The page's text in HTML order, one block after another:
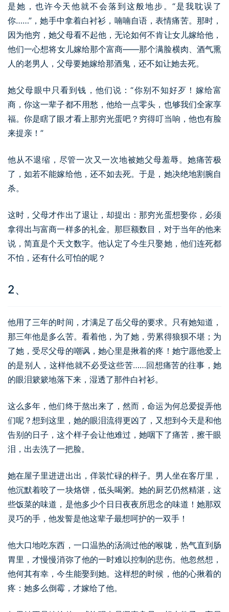
是她，也许今天他就不会落到这般地步。“是我耽误了
你……”，她手中拿着白衬衫，喃喃自语，表情痛苦。那时，
因为他穷，她父母看不起他，无论如何不肯让女儿嫁给他，
他们一心想将女儿嫁给那个富商——那个满脸横肉、酒气熏
人的老男人，父母要她嫁给那酒鬼，还不如让她去死。
她父母眼中只看到钱，他们说：“你别不知好歹！嫁给富
商，你这一辈子都不用愁，他给一点零头，也够我们全家享
福。你是瞎了眼才看上那穷光蛋吧？穷得叮当响，他也有脸
来提亲！”
他从不退缩，尽管一次又一次地被她父母羞辱。她痛苦极
了，如若不能嫁给他，还不如去死。于是，她决绝地割腕自
杀。
这时，父母才作出了退让，却提出：那穷光蛋想娶你，必须
拿得出与富商一样多的礼金。那巨额数目，对于当年的他来
说，简直是个天文数字。他认定了今生只娶她，他们连死都
不怕，还有什么可怕的呢？
2、
他用了三年的时间，才满足了岳父母的要求。只有她知道，
那三年他是多么苦。看着他，为了她，劳累得狼狈不堪；为
了她，受尽父母的嘲讽，她心里是揪着的疼！她宁愿他爱上
的是别人，这样他就不必受这些苦……回想痛苦的往事，她
的眼泪簌簌地落下来，湿透了那件白衬衫。
这么多年，他们终于熬出来了，然而，命运为何总爱捉弄他
们呢？想到这里，她的眼泪流得更凶了，又想到今天是和他
告别的日子，这个样子会让他难过，她咽下了痛苦，擦干眼
泪，出去洗了一把脸。
她在屋子里进进出出，佯装忙碌的样子。男人坐在客厅里，
他沉默着咬了一块烙饼，低头喝粥。她的厨艺仍然精湛，这
些饭菜的味道，是他多少个日日夜夜所思念的味道！她那双
灵巧的手，他发誓是他这辈子最想呵护的一双手！
他大口地吃东西，一口温热的汤淌过他的喉咙，热气直到肠
胃里，才慢慢消弥了他的一时难以控制的悲伤。他忽然想，
他何其有幸，今生能娶到她。这样想的时候，他的心揪着的
疼：她多么倒霉，才嫁给了他。